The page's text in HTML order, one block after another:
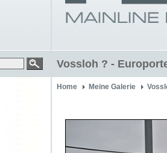
Vossloh ? -
Home Meine Galerie